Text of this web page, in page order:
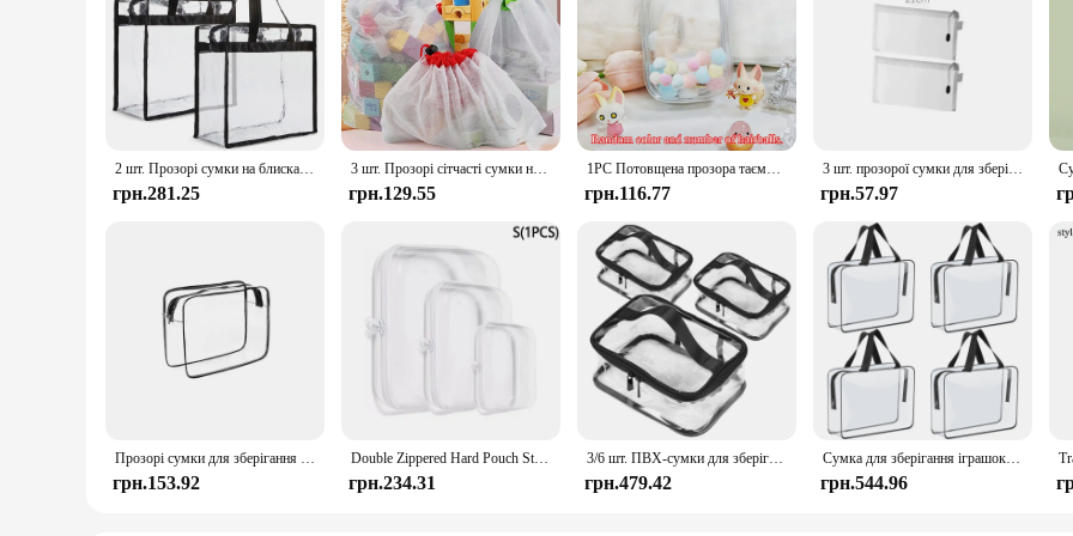
2 шт. Прозорі сумки на блискавці Прозора сумка на плече великої місткості Багатофункціональні прозорі сумки для роботи Шкільний тренажерний зал
грн.281.25
3 шт. Прозорі сітчасті сумки на шнурках, сітчасті сумки на шнурках, сумки на шнурках для іграшок, міцні сумки-органайзери для зберігання
грн.129.55
1PC Потовщена прозора таємнича коробка Футляр для зберігання Брелок Сумка Сумка для зберігання Органайзер Коробка Класична сумка для ляльок Брелок Гаманець
грн.116.77
3 шт. прозорої сумки для зберігання документів, будівельні блоки, головоломки, сумки для дітей, дрібні частинки, сітчаста блискавка, сумка для зберігання іграшок
грн.57.97
Прозорі сумки для зберігання іграшок з ПВХ Прозорий органайзер для туалетних приналежностей Портативні портативні сумки на блискавці для настільних ігор Будівельні блоки Головоломка
грн.153.92
Double Zippered Hard Pouch Stackable Toys Storage Bin Zippered Blocks Set Toy Storage Organizer Case Clear Cosmetics Bag Home
грн.234.31
3/6 шт. ПВХ-сумки для зберігання на блискавці та ручці Прозорі сумки для організації іграшок Багаторазові водонепроникні для зберігання туалетних приналежностей для прання косметики
грн.479.42
Сумка для зберігання іграшок 4/6 шт. Прозора ПВХ дитяча сумка-організатор будівельних блоків із застібкою-блискавкою Водонепроникна сумка для сортування макіяжу Дорожня сумка
грн.544.96